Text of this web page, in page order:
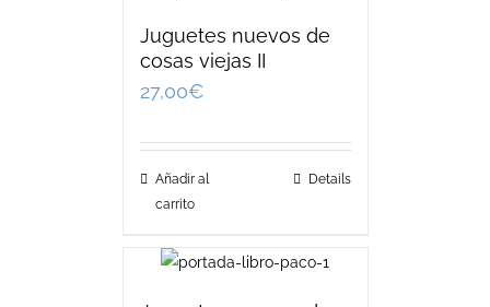
Juguetes nuevos de
cosas viejas II
27,00€
Añadir al
carrito
Details